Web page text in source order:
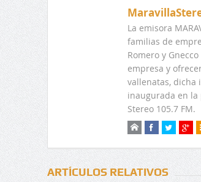
La emisora
familias de
Romero y
empresa y
vallenatas, dicha
inaugurada en la
Stereo 105.7 FM.
ARTÍCULOS RELATIVOS